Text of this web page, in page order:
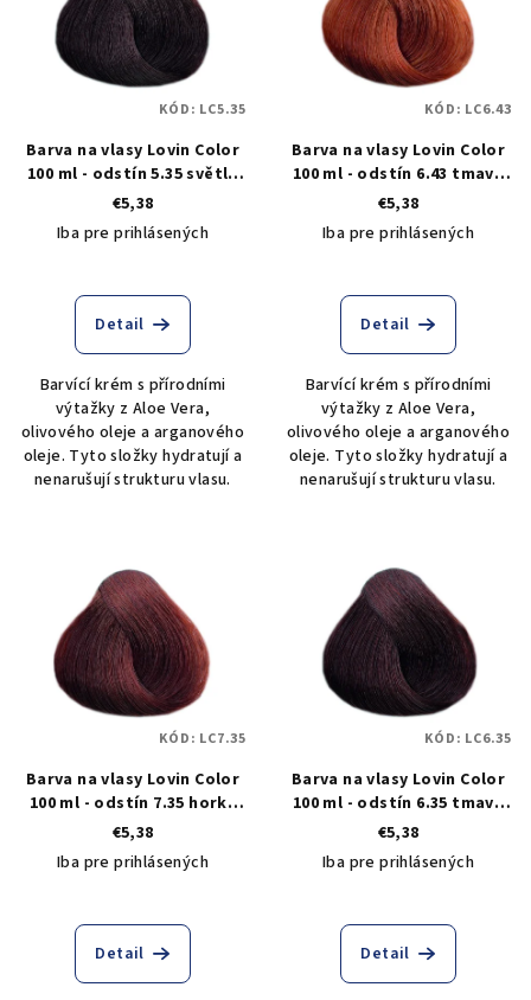
Barva na vlasy Lovin Color
100 ml - odstín 5.35 světlá
tabáková hnědá
€5,38
Iba pre prihlásených
Detail
Barvící krém s přírodními
výtažky z Aloe Vera,
olivového oleje a arganového
oleje. Tyto složky hydratují a
nenarušují strukturu vlasu.
KÓD: LC5.35
Barva na vlasy Lovin Color
100 ml - odstín 6.43 tmavá
tabáková blond
€5,38
Iba pre prihlásených
Detail
Barvící krém s přírodními
výtažky z Aloe Vera,
olivového oleje a arganového
oleje. Tyto složky hydratují a
nenarušují strukturu vlasu.
KÓD: LC6.43
Barva na vlasy Lovin Color
100 ml - odstín 7.35 horký
tabákový blond
€5,38
Iba pre prihlásených
Detail
KÓD: LC7.35
Barva na vlasy Lovin Color
100 ml - odstín 6.35 tmavá
tabáková blond
€5,38
Iba pre prihlásených
Detail
KÓD: LC6.35